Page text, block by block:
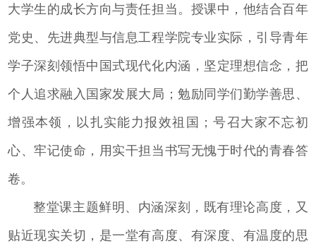
大学生的成长方向与责任担当。授课中，他结合百年
党史、先进典型与信息工程学院专业实际，引导青年
学子深刻领悟中国式现代化内涵，坚定理想信念，把
个人追求融入国家发展大局；勉励同学们勤学善思、
增强本领，以扎实能力报效祖国；号召大家不忘初
心、牢记使命，用实干担当书写无愧于时代的青春答
卷。
整堂课主题鲜明、内涵深刻，既有理论高度，又
贴近现实关切，是一堂有高度、有深度、有温度的思